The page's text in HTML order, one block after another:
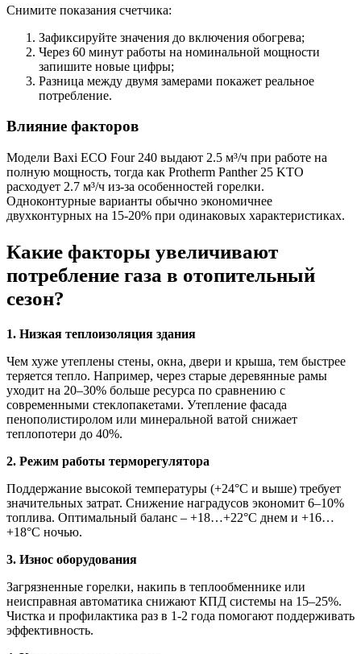
Снимите показания счетчика:
Зафиксируйте значения до включения обогрева;
Через 60 минут работы на номинальной мощности
запишите новые цифры;
Разница между двумя замерами покажет реальное
потребление.
Влияние факторов
Модели Baxi ECO Four 240 выдают 2.5 м³/ч при работе на
полную мощность, тогда как Protherm Panther 25 KTO
расходует 2.7 м³/ч из-за особенностей горелки.
Одноконтурные варианты обычно экономичнее
двухконтурных на 15-20% при одинаковых характеристиках.
Какие факторы увеличивают
потребление газа в отопительный
сезон?
1. Низкая теплоизоляция здания
Чем хуже утеплены стены, окна, двери и крыша, тем быстрее
теряется тепло. Например, через старые деревянные рамы
уходит на 20–30% больше ресурса по сравнению с
современными стеклопакетами. Утепление фасада
пенополистиролом или минеральной ватой снижает
теплопотери до 40%.
2. Режим работы терморегулятора
Поддержание высокой температуры (+24°C и выше) требует
значительных затрат. Снижение наградусов экономит 6–10%
топлива. Оптимальный баланс – +18…+22°C днем и +16…
+18°C ночью.
3. Износ оборудования
Загрязненные горелки, накипь в теплообменнике или
неисправная автоматика снижают КПД системы на 15–25%.
Чистка и профилактика раз в 1-2 года помогают поддерживать
эффективность.